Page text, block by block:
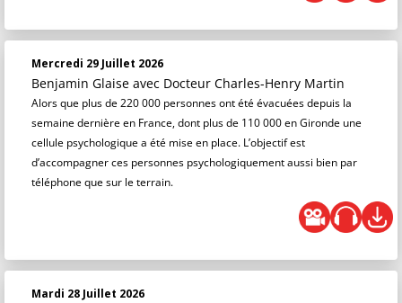
Mercredi 29 Juillet 2026
Benjamin Glaise avec Docteur Charles-Henry Martin
Alors que plus de 220 000 personnes ont été évacuées depuis la
semaine dernière en France, dont plus de 110 000 en Gironde une
cellule psychologique a été mise en place. L’objectif est
d’accompagner ces personnes psychologiquement aussi bien par
téléphone que sur le terrain.
Mardi 28 Juillet 2026